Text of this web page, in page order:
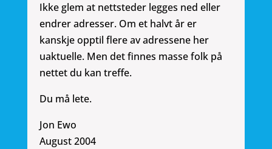
Ikke glem at nettsteder legges ned eller
endrer adresser. Om et halvt år er
kanskje opptil flere av adressene her
uaktuelle. Men det finnes masse folk på
nettet du kan treffe.
Du må lete.
Jon Ewo
August 2004